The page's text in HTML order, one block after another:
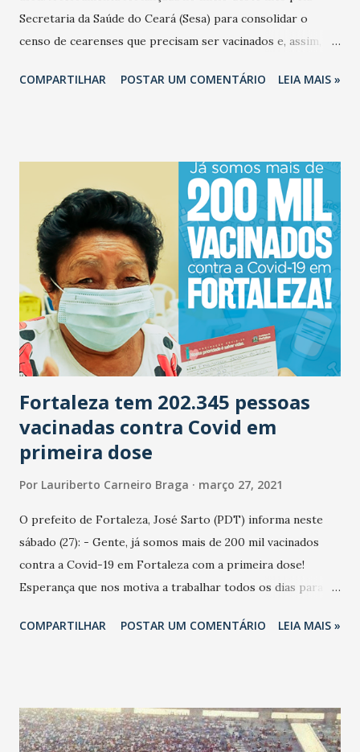
Secretaria da Saúde do Ceará (Sesa) para consolidar o
censo de cearenses que precisam ser vacinados e, assim,
prevista para fim das inscrições era para este sábado (27). -
- Nós somos o segundo Estado com mais doses aplicadas,
com base nas Vacinas distribuídas. Isso tudo é reflexo da
mobilização de todos os gestores e dos profissionais de
Saúde, que têm enfrentado muitas intempéries para chegar
nos locais de Vacinação. E também por causa da
transparência: os órgãos de controle e o Saúde Digital
conseguem dimensionar e fazer com que as pessoas
acompanhem essa dinâmica da Vacinação. Por isso, é
importante que todos se cadastrem”, destaca Magda...
COMPARTILHAR POSTAR UM COMENTÁRIO LEIA MAIS »
Fortaleza tem 202.345 pessoas
vacinadas contra Covid em
primeira dose
Por Lauriberto Carneiro Braga março 27, 2021
O prefeito de Fortaleza, José Sarto (PDT) informa neste
sábado (27): - Gente, já somos mais de 200 mil vacinados
contra a Covid-19 em Fortaleza com a primeira dose!
Esperança que nos motiva a trabalhar todos os dias para
de Fortaleza destaca: - Ultrapassamos a marca de 200 mil
encontrar aqueles que amamos. Logo ocuparemos nossa
Fortaleza, que estará de braços abertos para nos receber.
COMPARTILHAR POSTAR UM COMENTÁRIO LEIA MAIS »